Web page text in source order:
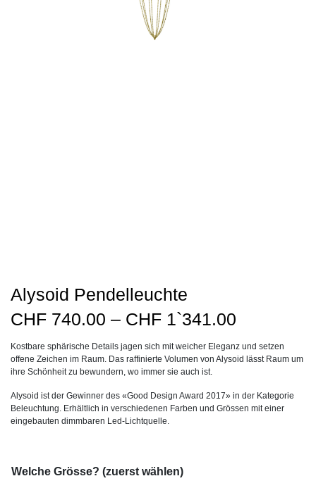
Alysoid Pendelleuchte
CHF 740.00 – CHF 1`341.00
bis
Kostbare sphärische Details jagen sich mit weicher Eleganz und setzen
offene Zeichen im Raum. Das raffinierte Volumen von Alysoid lässt Raum um
ihre Schönheit zu bewundern, wo immer sie auch ist.
Alysoid ist der Gewinner des «Good Design Award 2017» in der Kategorie
Beleuchtung. Erhältlich in verschiedenen Farben und Grössen mit einer
eingebauten dimmbaren Led-Lichtquelle.
Welche Grösse? (zuerst wählen)